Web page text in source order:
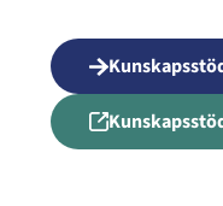
Öppnas i ny flik